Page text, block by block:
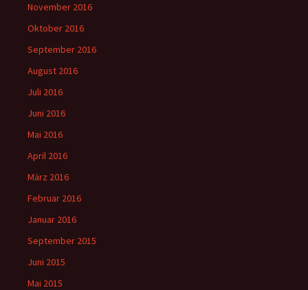
November 2016
Oktober 2016
September 2016
August 2016
Juli 2016
Juni 2016
Mai 2016
April 2016
März 2016
Februar 2016
Januar 2016
September 2015
Juni 2015
Mai 2015